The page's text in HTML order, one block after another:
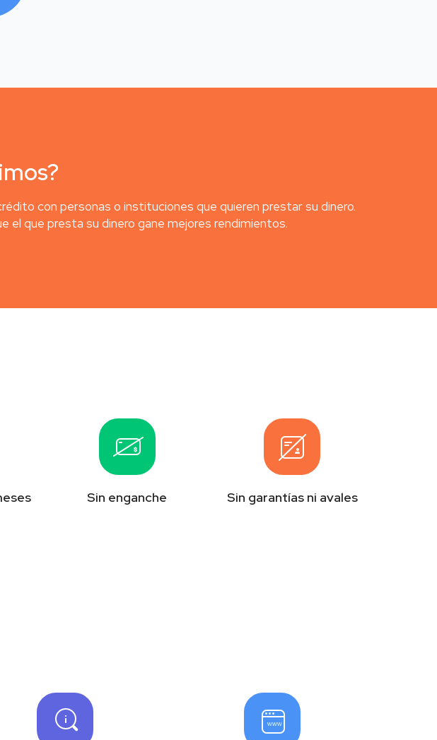
con personas o instituciones que quieren prestar su dinero.
el que presta su dinero gane mejores rendimientos.
Sin enganche Sin garantías ni avales